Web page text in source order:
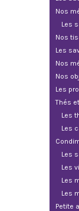
Nos
Les
Nos
Les
Nos
Nos
Les
Thés
Les
Les
Les
Les
Les
Les
Petite